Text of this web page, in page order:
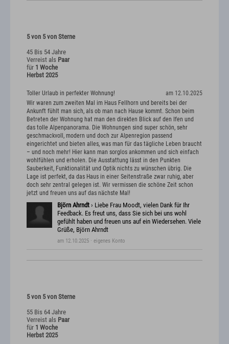
5 von 5 von Sterne
45 Bis 54 Jahre
Verreist als Paar
für 1 Woche
Herbst 2025
am 12.10.2025
Toller Urlaub in perfekter Wohnung!
Wir waren zum zweiten Mal im Haus Fellhorn und bereits bei der
Ankunft fühlt man sich, als ob man nach Hause kommt. Schon beim
Betreten der Wohnung hat man den direkten Blick auf den Ifen und
das tolle Alpenpanorama. Die Wohnungen sind super schön, sehr
geschmackvoll, modern und doch zur Alpenregion passend
eingerichtet und bieten alles, was man für das tägliche Leben braucht
– und noch mehr! Hier kann man sorglos ankommen und sich einfach
wohlfühlen und erholen. Die Ausstattung lässt in den Punkten
Sauberkeit, Funktionalität und Optik nichts zu wünschen übrig. Die
Lage ist perfekt, da das Haus in einer Seitenstraße zwar ruhig, aber
doch sehr zentral gelegen ist. Wir vermissen die schöne Zeit schon
jetzt und freuen uns auf das nächste Mal!
Björn Ahrndt › Liebe Frau Moodt, vielen Dank für Ihr
Feedback. Es freut uns, dass Sie sich bei uns wohl
gefühlt haben und freuen uns auf ein Wiedersehen. Viele
Grüße, Björn Ahrndt
am 12.10.2025 · eigenes Konto
5 von 5 von Sterne
55 Bis 64 Jahre
Verreist als Paar
für 1 Woche
Herbst 2025